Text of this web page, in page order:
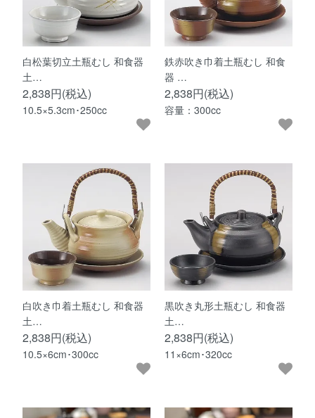
白松葉切立土瓶むし 和食器
土…
2,838円(税込)
10.5×5.3cm･250cc
鉄赤吹き巾着土瓶むし 和食
器 …
2,838円(税込)
容量：300cc
白吹き巾着土瓶むし 和食器
土…
2,838円(税込)
10.5×6cm･300cc
黒吹き丸形土瓶むし 和食器
土…
2,838円(税込)
11×6cm･320cc